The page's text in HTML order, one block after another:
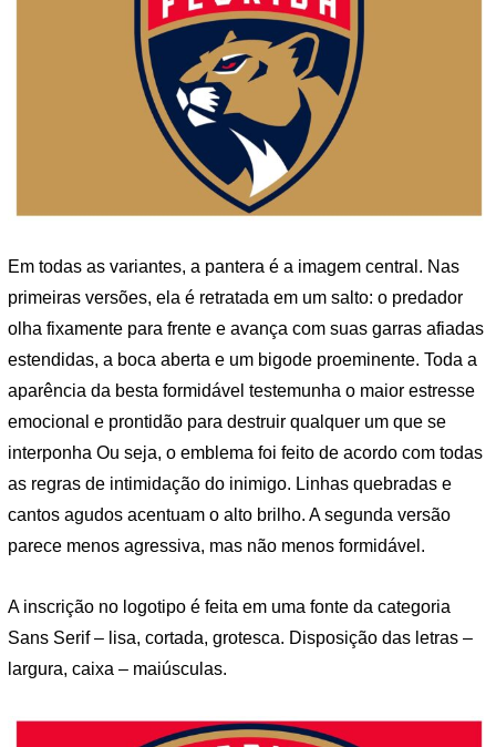
Em todas as variantes, a pantera é a imagem central. Nas
primeiras versões, ela é retratada em um salto: o predador
olha fixamente para frente e avança com suas garras afiadas
estendidas, a boca aberta e um bigode proeminente. Toda a
aparência da besta formidável testemunha o maior estresse
emocional e prontidão para destruir qualquer um que se
interponha Ou seja, o emblema foi feito de acordo com todas
as regras de intimidação do inimigo. Linhas quebradas e
cantos agudos acentuam o alto brilho. A segunda versão
parece menos agressiva, mas não menos formidável.
A inscrição no logotipo é feita em uma fonte da categoria
Sans Serif – lisa, cortada, grotesca. Disposição das letras –
largura, caixa – maiúsculas.